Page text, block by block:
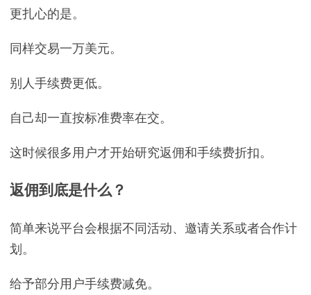
更扎心的是。
同样交易一万美元。
别人手续费更低。
自己却一直按标准费率在交。
这时候很多用户才开始研究返佣和手续费折扣。
返佣到底是什么？
简单来说平台会根据不同活动、邀请关系或者合作计
划。
给予部分用户手续费减免。